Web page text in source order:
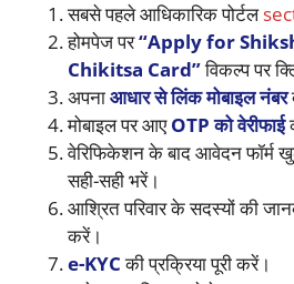
सबसे पहले आधिकारिक पोर्टल
होमपेज पर“Apply for
Chikitsa Card”विकल्प पर
अपनाआधार से लिंक मोबाइल नंबर
मोबाइल पर आएOTP को वेरीफाई
वेरिफिकेशन के बाद आवेदन फॉर्म
सही-सही भरें।
आश्रित परिवार के सदस्यों की
करें।
e-KYCकी प्रक्रिया पूरी करें।